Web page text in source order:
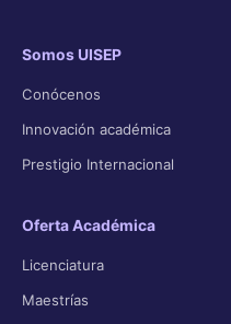
Somos UISEP
Conócenos
Innovación académica
Prestigio Internacional
Oferta Académica
Licenciatura
Maestrías